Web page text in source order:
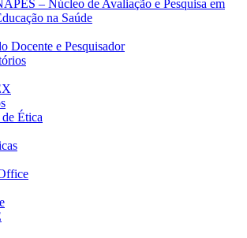
– Núcleo de Avaliação e Pesquisa em
na Saúde
Docente e Pesquisador
Ética